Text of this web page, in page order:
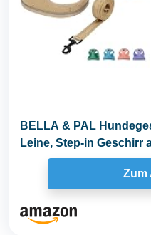
BELLA & PAL
Leine, Step-in Geschirr
Zum